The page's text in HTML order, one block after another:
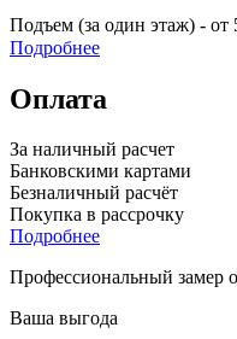
Подъем (за один этаж) - от
Подробнее
Оплата
За наличный расчет
Банковскими картами
Безналичный расчёт
Покупка в рассрочку
Подробнее
Профессиональный замер
Ваша выгода